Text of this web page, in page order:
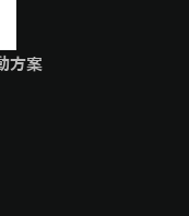
方案